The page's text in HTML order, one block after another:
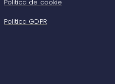
Politica de cookie
Politica GDPR